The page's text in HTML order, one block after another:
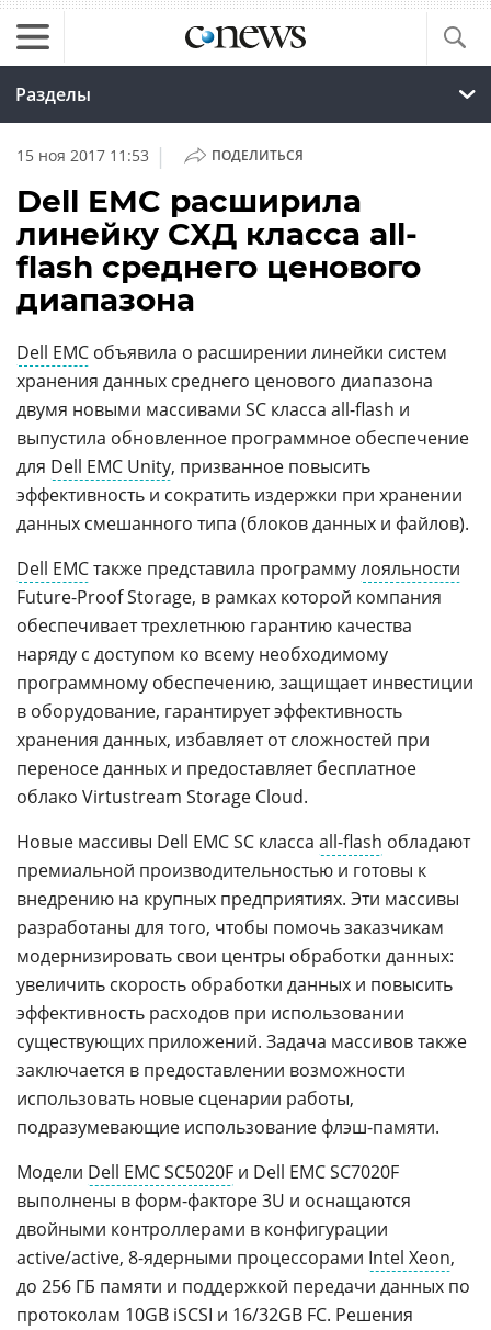
Разделы
15 ноя 2017 11:53 | ПОДЕЛИТЬСЯ
Dell EMC расширила
линейку СХД класса all-
flash среднего ценового
диапазона
Dell EMC объявила о расширении линейки систем
хранения данных среднего ценового диапазона
двумя новыми массивами SC класса all-flash и
выпустила обновленное программное обеспечение
для Dell EMC Unity, призванное повысить
эффективность и сократить издержки при хранении
данных смешанного типа (блоков данных и файлов).
Dell EMCтакже представила программулояльности
Future-Proof Storage, в рамках которой компания
обеспечивает трехлетнюю гарантию качества
наряду с доступом ко всему необходимому
программному обеспечению, защищает инвестиции
в оборудование, гарантирует эффективность
хранения данных, избавляет от сложностей при
переносе данных и предоставляет бесплатное
облако Virtustream Storage Cloud.
Новые массивы Dell EMC SC класса all-flash обладают
премиальной производительностью и готовы к
внедрению на крупных предприятиях. Эти массивы
разработаны для того, чтобы помочь заказчикам
модернизировать свои центры обработки данных:
увеличить скорость обработки данных и повысить
эффективность расходов при использовании
существующих приложений. Задача массивов также
заключается в предоставлении возможности
использовать новые сценарии работы,
подразумевающие использование флэш-памяти.
Модели Dell EMC SC5020F и Dell EMC SC7020F
выполнены в форм-факторе 3U и оснащаются
двойными контроллерами в конфигурации
active/active, 8-ядерными процессорами Intel Xeon,
до 256 ГБ памяти и поддержкой передачи данных по
протоколам 10GB iSCSI и 16/32GB FC. Решения